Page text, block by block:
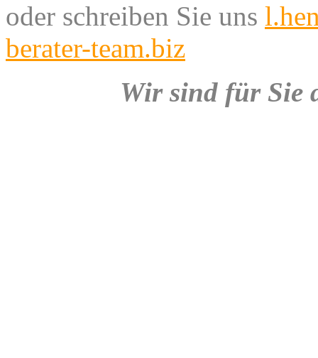
oder schreiben Sie uns
berater-team.biz
Wir sind für Sie